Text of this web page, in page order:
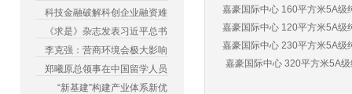
科技金融破解科创企业融资难
《求是》杂志发表习近平总书
李克强：营商环境会极大影响
郑曦原总领事在中国留学人员
“新基建”构建产业体系新优
嘉豪国际中心 160平方米5A级
嘉豪国际中心 120平方米5A级
嘉豪国际中心 230平方米5A级
嘉豪国际中心 320平方米5A